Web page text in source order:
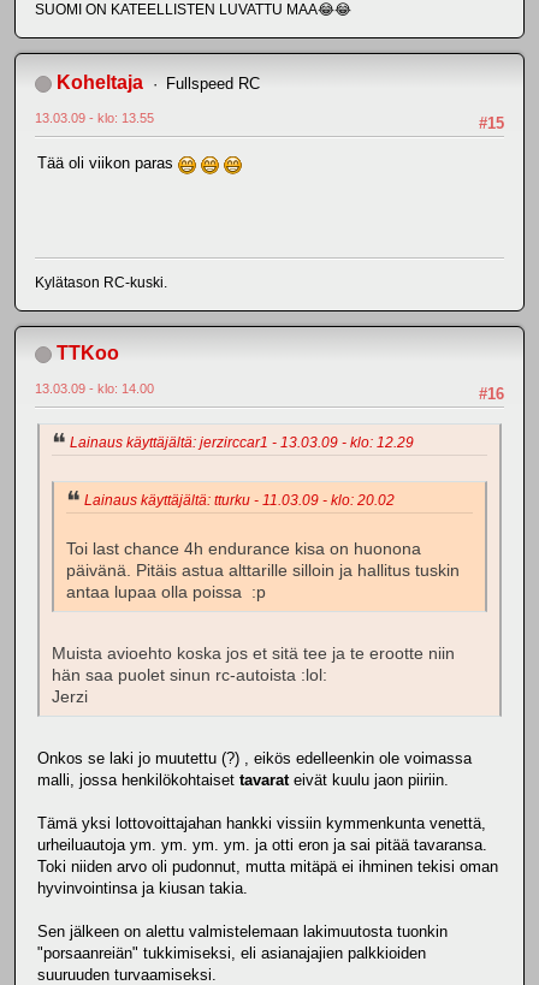
SUOMI ON KATEELLISTEN LUVATTU MAA😂😂
Koheltaja Fullspeed RC
#15
13.03.09 - klo: 13.55
Tää oli viikon paras
Kylätason RC-kuski.
TTKoo
#16
13.03.09 - klo: 14.00
Lainaus käyttäjältä: jerzirccar1 - 13.03.09 - klo: 12.29
Lainaus käyttäjältä: tturku - 11.03.09 - klo: 20.02
Toi last chance 4h endurance kisa on huonona
päivänä. Pitäis astua alttarille silloin ja hallitus tuskin
antaa lupaa olla poissa :p
Muista avioehto koska jos et sitä tee ja te erootte niin
hän saa puolet sinun rc-autoista :lol:
Jerzi
Onkos se laki jo muutettu (?) , eikös edelleenkin ole voimassa
malli, jossa henkilökohtaiset tavarat eivät kuulu jaon piiriin.
Tämä yksi lottovoittajahan hankki vissiin kymmenkunta venettä,
urheiluautoja ym. ym. ym. ym. ja otti eron ja sai pitää tavaransa.
Toki niiden arvo oli pudonnut, mutta mitäpä ei ihminen tekisi oman
hyvinvointinsa ja kiusan takia.
Sen jälkeen on alettu valmistelemaan lakimuutosta tuonkin
"porsaanreiän" tukkimiseksi, eli asianajajien palkkioiden
suuruuden turvaamiseksi.